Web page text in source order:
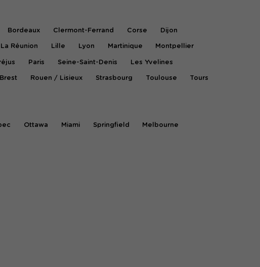
Bordeaux Clermont-Ferrand Corse Dijon
La Réunion Lille Lyon Martinique Montpellier
Paris Seine-Saint-Denis Les Yvelines
Brest Rouen / Lisieux Strasbourg Toulouse Tours
Ottawa Miami Springfield Melbourne